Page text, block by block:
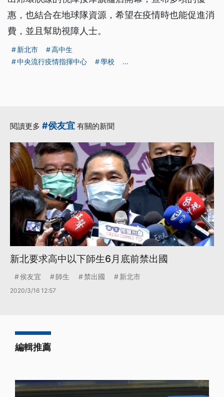
惠，也結合在地球隊資源，希望在疫情時也能促進消
費，並且幫助視障人士。
新北市
高中生
中央流行疫情指揮中心
學校 ...
閱讀更多 #侯友宜 有關的新聞
新北要求高中以下師生6月底前禁出國
侯友宜 師生 禁出國 新北市
2020/3/16 12:57
編輯推薦